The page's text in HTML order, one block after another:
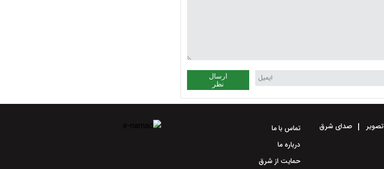
ارسال
نظر
تصویر صدای شرق
تماس با ما
درباره ما
حمایت از شرق